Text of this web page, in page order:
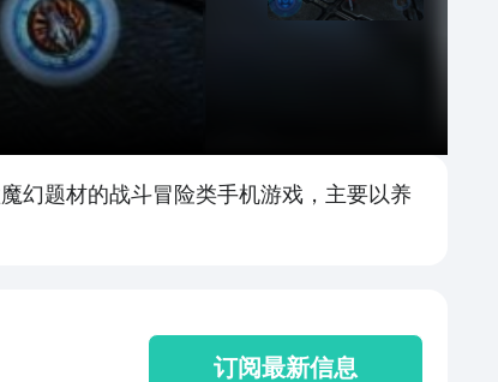
幻题材的战斗冒险类手机游戏，主要以养
订阅最新信息